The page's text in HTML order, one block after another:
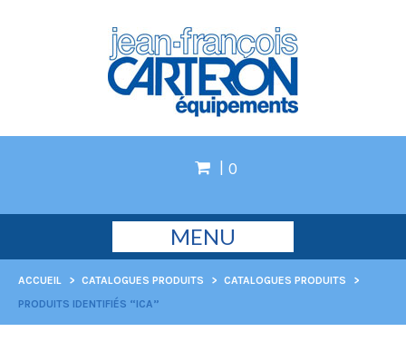
0
MENU
ACCUEIL > CATALOGUES PRODUITS > CATALOGUES PRODUITS
>
PRODUITS IDENTIFIÉS “ICA”